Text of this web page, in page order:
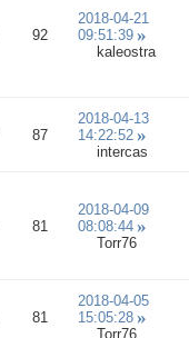
92
2018-04-21
09:51:39
kaleostra
87
2018-04-13
14:22:52
intercas
81
2018-04-09
08:08:44
Torr76
81
2018-04-05
15:05:28
Torr76